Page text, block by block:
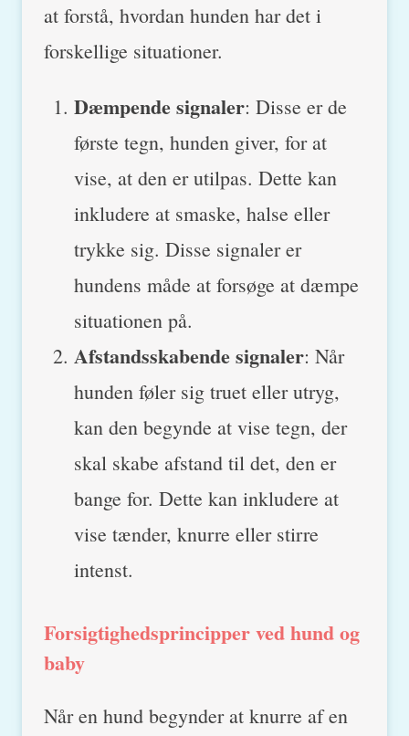
at forstå, hvordan hunden har det i
forskellige situationer.
Dæmpende signaler: Disse er de
første tegn, hunden giver, for at
vise, at den er utilpas. Dette kan
inkludere at smaske, halse eller
trykke sig. Disse signaler er
hundens måde at forsøge at dæmpe
situationen på.
Afstandsskabende signaler: Når
hunden føler sig truet eller utryg,
kan den begynde at vise tegn, der
skal skabe afstand til det, den er
bange for. Dette kan inkludere at
vise tænder, knurre eller stirre
intenst.
Forsigtighedsprincipper ved hund og
baby
Når en hund begynder at knurre af en